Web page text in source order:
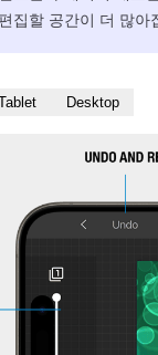
집할 공간이 더 많아
Desktop